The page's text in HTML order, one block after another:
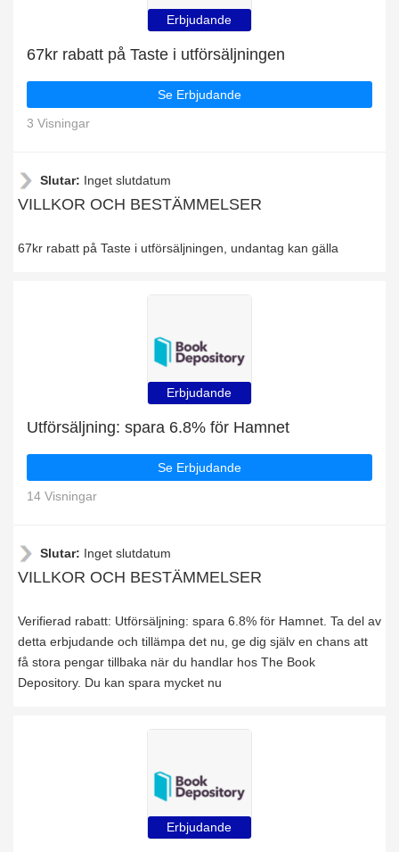
Erbjudande
67kr rabatt på Taste i utförsäljningen
Se Erbjudande
3 Visningar
Slutar: Inget slutdatum
VILLKOR OCH BESTÄMMELSER
67kr rabatt på Taste i utförsäljningen, undantag kan gälla
Erbjudande
Utförsäljning: spara 6.8% för Hamnet
Se Erbjudande
14 Visningar
Slutar: Inget slutdatum
VILLKOR OCH BESTÄMMELSER
Verifierad rabatt: Utförsäljning: spara 6.8% för Hamnet. Ta del av
detta erbjudande och tillämpa det nu, ge dig själv en chans att
få stora pengar tillbaka när du handlar hos The Book
Depository. Du kan spara mycket nu
Erbjudande